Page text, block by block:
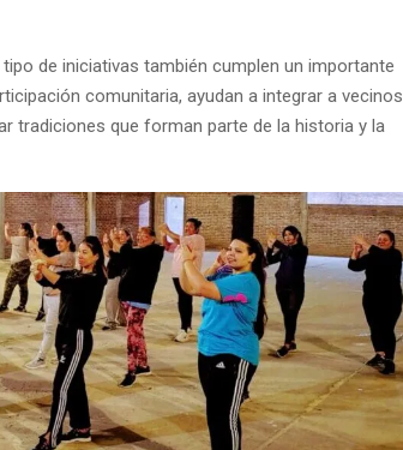
de iniciativas también cumplen un importante
comunitaria, ayudan a integrar a vecinos
tradiciones que forman parte de la historia y la